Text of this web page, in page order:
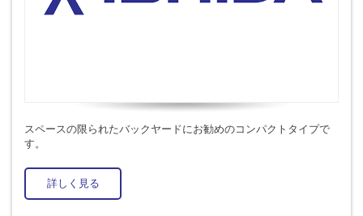
スペースの限られたバックヤードにお勧めのコンパクトタイプで
す。
詳しく見る